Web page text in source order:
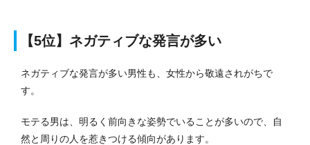
【5位】ネガティブな発言が多い
​​ネガティブな発言が多い男性も、女性から敬遠されがちで
す。
モテる男は、明るく前向きな姿勢でいることが多いので、自
然と周りの人を惹きつける傾向があります。